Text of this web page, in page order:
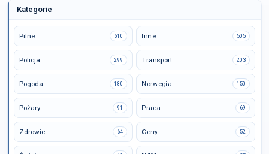
Kategorie
Pilne 610 Inne 505
Policja 299 Transport 203
Pogoda 180 Norwegia 150
Pożary 91 Praca 69
Zdrowie 64 Ceny 52